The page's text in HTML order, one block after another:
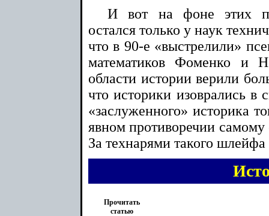
И вот на фоне этих
остался только у наук
что в 90-е «выстрелили»
математиков Фоменко и
области истории верили
что историки изоврались
«заслуженного» историка
явном противоречии самому
За технарями такого шлейфа
Прочитать
статью